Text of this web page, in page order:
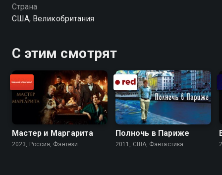
Страна
США, Великобритания
С этим смотрят
Мастер и Маргарита
2023, Россия, Фэнтези
Полночь в Париже
2011, США, Фантастика